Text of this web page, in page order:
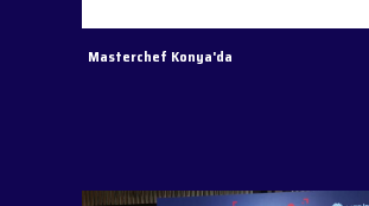
Masterchef Konya'da